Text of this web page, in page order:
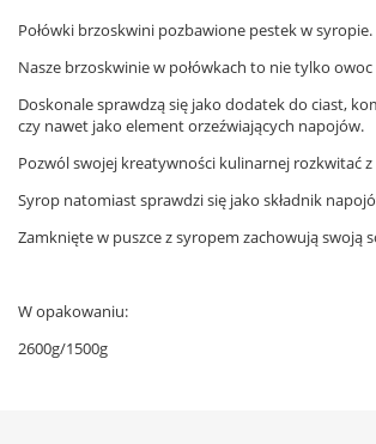
Połówki brzoskwini pozbawione pestek w syropie.
Nasze brzoskwinie w połówkach to nie tylko
Doskonale sprawdzą się jako dodatek do ciast,
czy nawet jako element orzeźwiających napojów.
Pozwól swojej kreatywności kulinarnej rozkwitać z
Syrop natomiast sprawdzi się jako składnik
Zamknięte w puszce z syropem zachowują swoją
W opakowaniu:
2600g/1500g